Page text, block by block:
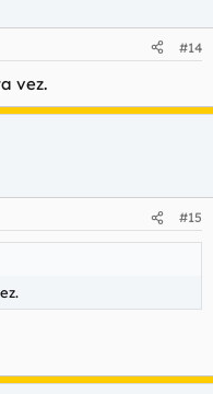
#14
vez.
#15